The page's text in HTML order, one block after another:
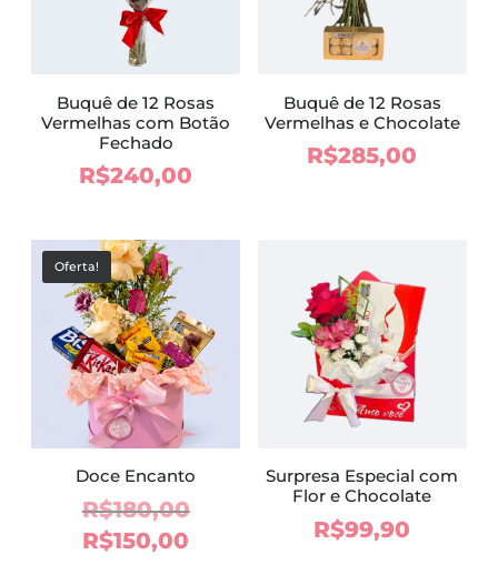
Buquê de 12 Rosas
Vermelhas com Botão
Fechado
R$240,00
Buquê de 12 Rosas
Vermelhas e Chocolate
R$285,00
Oferta!
Doce Encanto
R$180,00O
R$150,00
Surpresa Especial com
Flor e Chocolate
R$99,90